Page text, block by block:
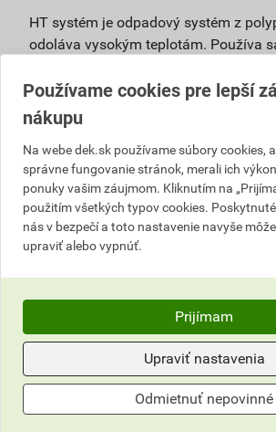
HT systém je odpadový systém z
odoláva vysokým teplotám. Používa
vnútri budov pri vyššom teplotnom
zaťažení bez nároku na zníženú
vysoké úžitkové vlastnosti –
mechanické, hygienické a
požiadavky,
bezpečná prevádzka, nízke
hrdlový spoj je tesnený
elementom, ktorý zaisťuje aj
spoja,
životnosť až 100 rokov –
polypropylénu, ktorý má vysokú
dlhodobú teplotnú aj chemickú
univerzálne použitie,
jednoduchá montáž,
100% recyklovateľnosť,
Používame cookies pre lepší
nákupu
Na webe dek.sk používame súbory cookies,
správne fungovanie stránok, merali ich
ponuky vašim záujmom. Kliknutím na
použitím všetkých typov cookies.
nás v bezpečí a toto nastavenie navyše
upraviť alebo vypnúť.
Prijímam
Upraviť nastavenia
Odmietnuť nepovinné